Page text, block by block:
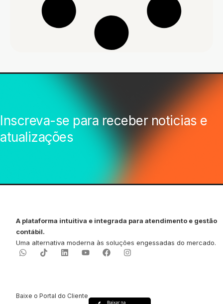
Inscreva-se para receber noticias e
atualizações
A plataforma intuitiva e integrada para atendimento e gestão
contábil.
Uma alternativa moderna às soluções engessadas do mercado.
Baixe o Portal do Cliente